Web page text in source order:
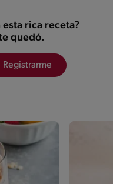
rica receta?
quedó.
Registrarme